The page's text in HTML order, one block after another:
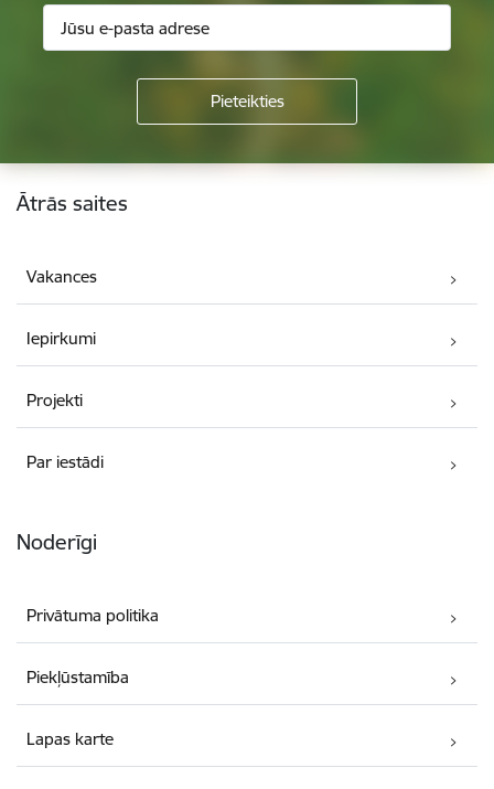
Kājene
Ātrās saites
Vakances
Iepirkumi
Projekti
Par iestādi
Noderīgi
Privātuma politika
Piekļūstamība
Lapas karte